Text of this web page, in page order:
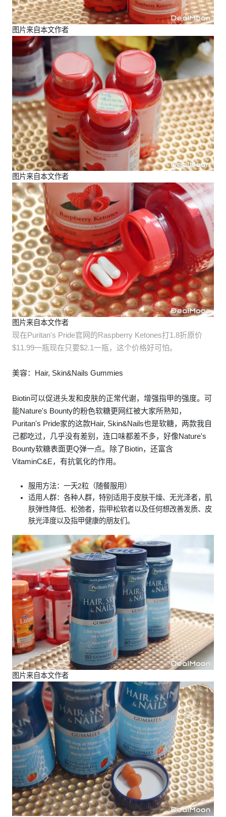
图片来自本文作者
图片来自本文作者
图片来自本文作者
现在Puritan's Pride官网的Raspberry Ketones打1.8折原价
$11.99一瓶现在只要$2.1一瓶，这个价格好可怕。
美容：Hair, Skin&Nails Gummies
Biotin可以促进头发和皮肤的正常代谢，增强指甲的强度。可
能Nature's Bounty的粉色软糖更网红被大家所熟知，
Puritan's Pride家的这款Hair, Skin&Nails也是软糖，两款我自
己都吃过，几乎没有差别，连口味都差不多，好像Nature's
Bounty软糖表面更Q弹一点。除了Biotin，还富含
VitaminC&E，有抗氧化的作用。
服用方法：一天2粒（随餐服用）
适用人群：各种人群，特别适用于皮肤干燥、无光泽者，肌
肤弹性降低、松弛者，指甲松软者以及任何想改善发质、皮
肤光泽度以及指甲健康的朋友们。
图片来自本文作者